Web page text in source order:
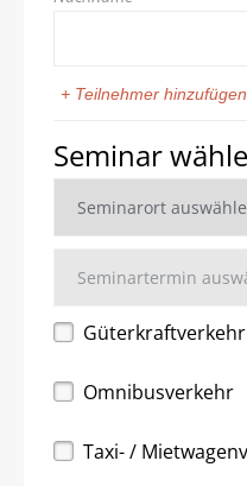
+ Teilnehmer hinzufügen
Seminar
Güterkraftverkehr
Omnibusverkehr
Taxi- /